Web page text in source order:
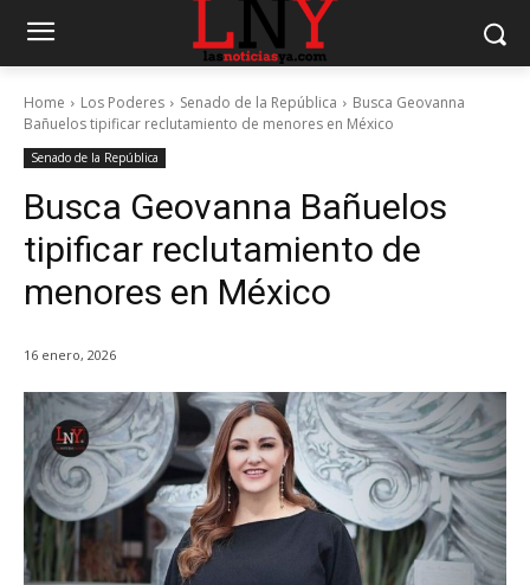
Home Los Poderes Senado de la República
Busca Geovanna
Bañuelos tipificar reclutamiento de menores en México
Senado de la República
Busca Geovanna Bañuelos
tipificar reclutamiento de
menores en México
16 enero, 2026